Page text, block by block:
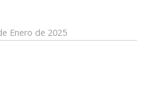
Enero de 2025